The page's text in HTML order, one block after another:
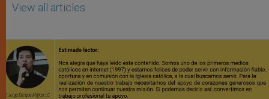
View all articles